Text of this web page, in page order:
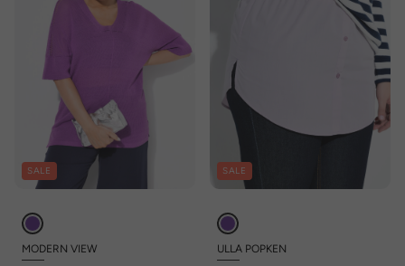
SALE
MODERN VIEW
SALE
ULLA POPKEN